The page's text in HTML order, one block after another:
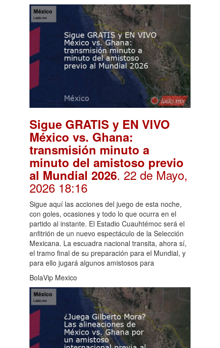
Sigue GRATIS y EN VIVO
México vs. Ghana:
transmisión minuto a
minuto del amistoso previo
al Mundial 2026. 22 de Mayo,
2026 18:16
Sigue aquí las acciones del juego de esta noche,
con goles, ocasiones y todo lo que ocurra en el
partido al instante. El Estadio Cuauhtémoc será el
anfitrión de un nuevo espectáculo de la Selección
Mexicana. La escuadra nacional transita, ahora sí,
el tramo final de su preparación para el Mundial, y
para ello jugará algunos amistosos para
BolaVip Mexico